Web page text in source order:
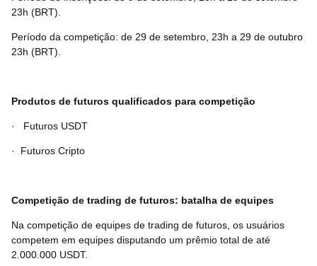
23h (BRT).
Período da competição: de 29 de setembro, 23h a 29 de outubro
23h (BRT).
Produtos de futuros qualificados para competição
· Futuros USDT
· Futuros Cripto
Competição de trading de futuros: batalha de equipes
Na competição de equipes de trading de futuros, os usuários
competem em equipes disputando um prêmio total de até
2.000.000 USDT.